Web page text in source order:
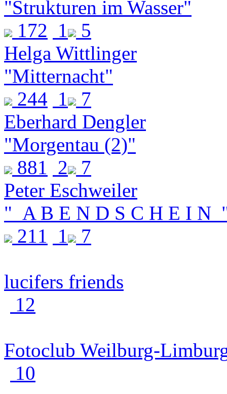
"Strukturen im Wasser"
172 1
5
Helga Wittlinger
"Mitternacht"
244 1
7
Eberhard Dengler
"Morgentau (2)"
881 2
7
Peter Eschweiler
" A B E N D S C H E I N
211
1 7
lucifers friends
12
Fotoclub Weilburg-
10